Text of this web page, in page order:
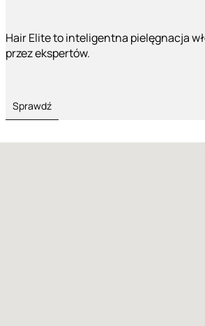
Hair Elite to inteligentna pielęgnacja
przez ekspertów.
Sprawdź